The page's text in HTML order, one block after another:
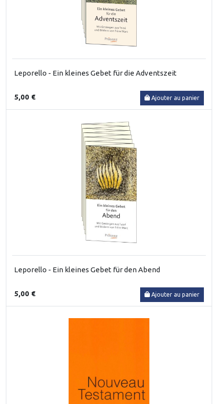
Leporello - Ein kleines Gebet für die Adventszeit
5,00 € Ajouter au panier
Leporello - Ein kleines Gebet für den Abend
5,00 € Ajouter au panier